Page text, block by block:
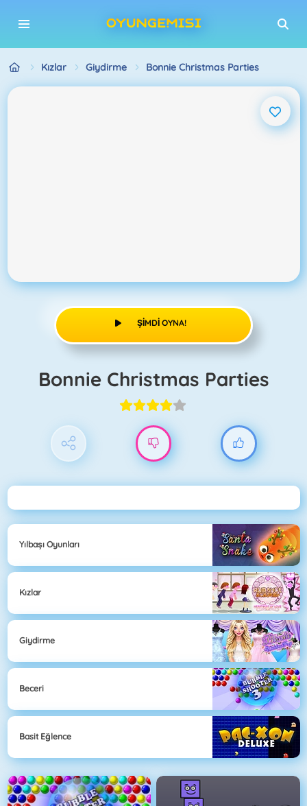
Kızlar Giydirme Bonnie Christmas Parties
ŞIMDI OYNA!
Bonnie Christmas Parties
Yılbaşı Oyunları
Kızlar
Giydirme
Beceri
Basit Eğlence